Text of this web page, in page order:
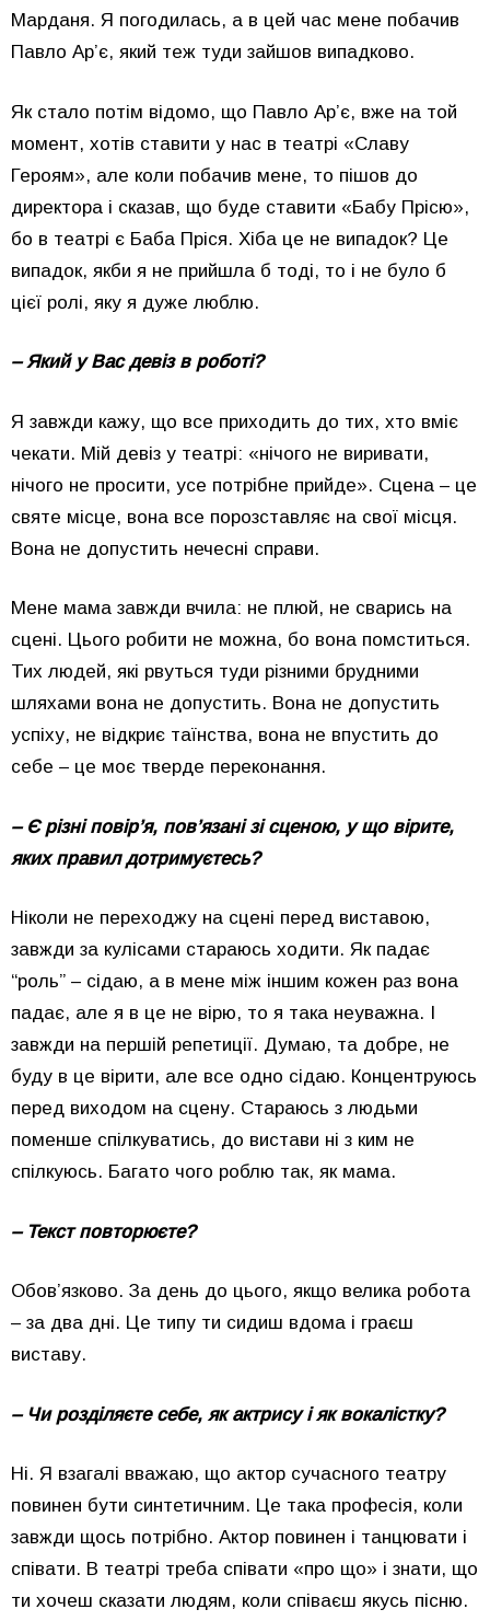
Марданя. Я погодилась, а в цей час мене побачив
Павло Ар’є, який теж туди зайшов випадково.
Як стало потім відомо, що Павло Ар’є, вже на той
момент, хотів ставити у нас в театрі «Славу
Героям», але коли побачив мене, то пішов до
директора і сказав, що буде ставити «Бабу Прісю»,
бо в театрі є Баба Пріся. Хіба це не випадок? Це
випадок, якби я не прийшла б тоді, то і не було б
цієї ролі, яку я дуже люблю.
– Який у Вас девіз в роботі?
Я завжди кажу, що все приходить до тих, хто вміє
чекати. Мій девіз у театрі: «нічого не виривати,
нічого не просити, усе потрібне прийде». Сцена – це
святе місце, вона все порозставляє на свої місця.
Вона не допустить нечесні справи.
Мене мама завжди вчила: не плюй, не сварись на
сцені. Цього робити не можна, бо вона помститься.
Тих людей, які рвуться туди різними брудними
шляхами вона не допустить. Вона не допустить
успіху, не відкриє таїнства, вона не впустить до
себе – це моє тверде переконання.
– Є різні повір’я, пов’язані зі сценою, у що вірите,
яких правил дотримуєтесь?
Ніколи не переходжу на сцені перед виставою,
завжди за кулісами стараюсь ходити. Як падає
“роль” – сідаю, а в мене між іншим кожен раз вона
падає, але я в це не вірю, то я така неуважна. І
завжди на першій репетиції. Думаю, та добре, не
буду в це вірити, але все одно сідаю. Концентруюсь
перед виходом на сцену. Стараюсь з людьми
поменше спілкуватись, до вистави ні з ким не
спілкуюсь. Багато чого роблю так, як мама.
– Текст повторюєте?
Обов’язково. За день до цього, якщо велика робота
– за два дні. Це типу ти сидиш вдома і граєш
виставу.
– Чи розділяєте себе, як актрису і як вокалістку?
Ні. Я взагалі вважаю, що актор сучасного театру
повинен бути синтетичним. Це така професія, коли
завжди щось потрібно. Актор повинен і танцювати і
співати. В театрі треба співати «про що» і знати, що
ти хочеш сказати людям, коли співаєш якусь пісню.